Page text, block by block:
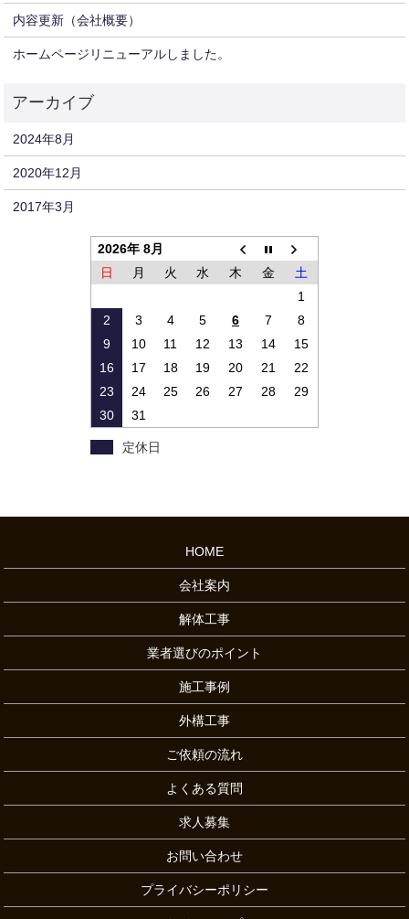
内容更新（会社概要）
ホームページリニューアルしました。
2024年8月
2020年12月
2017年3月
2026年 8月
日
月 火 水 木 金
土
1
2
3 4 5 6 7
8
9
10 11 12 13 14
15
16
17 18 19 20 21
22
23
24 25 26 27 28
29
30
31
定休日
HOME
会社案内
解体工事
業者選びのポイント
施工事例
外構工事
ご依頼の流れ
よくある質問
求人募集
お問い合わせ
プライバシーポリシー